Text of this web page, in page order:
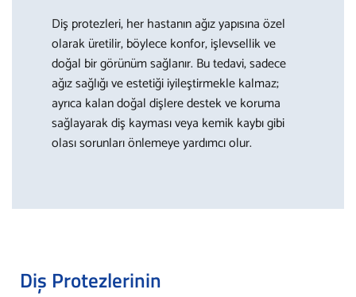
Diş protezleri, her hastanın ağız yapısına özel
olarak üretilir, böylece konfor, işlevsellik ve
doğal bir görünüm sağlanır. Bu tedavi, sadece
ağız sağlığı ve estetiği iyileştirmekle kalmaz;
ayrıca kalan doğal dişlere destek ve koruma
sağlayarak diş kayması veya kemik kaybı gibi
olası sorunları önlemeye yardımcı olur.
Diş Protezlerinin